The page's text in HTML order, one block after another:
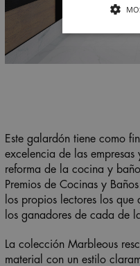
Este galardón tiene como
excelencia de las
reforma de la cocina y
Premios de Cocinas y
los propios lectores los que
los ganadores de cada de
La colección Marbleous
material con un estilo